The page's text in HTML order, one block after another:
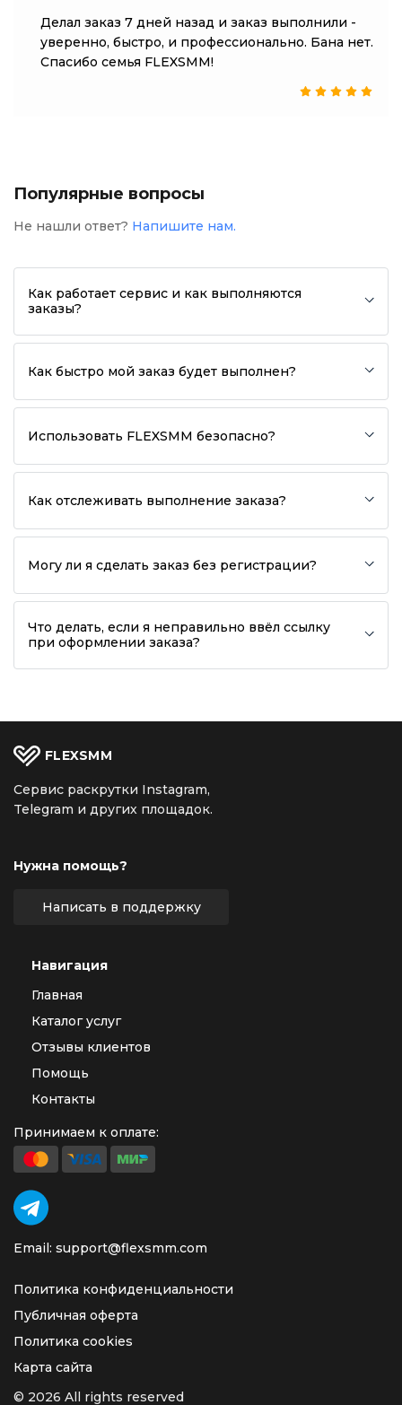
Делал заказ 7 дней назад и заказ выполнили -
уверенно, быстро, и профессионально. Бана нет.
Спасибо семья FLEXSMM!
Популярные вопросы
Не нашли ответ? Напишите нам.
Как работает сервис и как выполняются
заказы?
Как быстро мой заказ будет выполнен?
Использовать FLEXSMM безопасно?
Как отслеживать выполнение заказа?
Могу ли я сделать заказ без регистрации?
Что делать, если я неправильно ввёл ссылку
при оформлении заказа?
FLEXSMM
Сервис раскрутки Instagram,
Telegram и других площадок.
Нужна помощь?
Написать в поддержку
Навигация
Главная
Каталог услуг
Отзывы клиентов
Помощь
Контакты
Принимаем к оплате:
Email: support@flexsmm.com
Политика конфиденциальности
Публичная оферта
Политика cookies
Карта сайта
© 2026 All rights reserved